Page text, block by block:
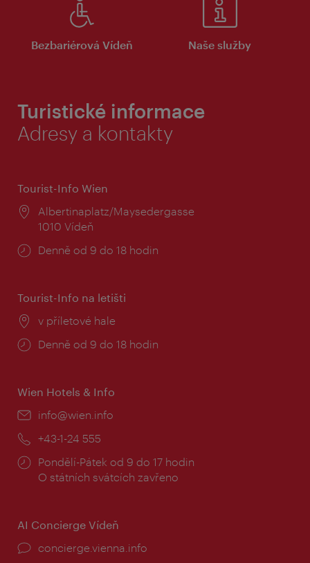
Bezbariérová Vídeň Naše služby
Turistické informace
Adresy a kontakty
Tourist-Info Wien
Místo:
Albertinaplatz/Maysedergasse
1010 Vídeň
Provozní
Denně od 9 do 18 hodin
Tourist-Info na letišti
Místo:
v příletové hale
Provozní
Denně od 9 do 18 hodin
Wien Hotels & Info
E-
info@wien.info
Telefon:
+43-1-24 555
Provozní
doba:
Pondělí-Pátek od 9 do 17 hodin
O státních svátcích zavřeno
AI Concierge Vídeň
concierge.vienna.info